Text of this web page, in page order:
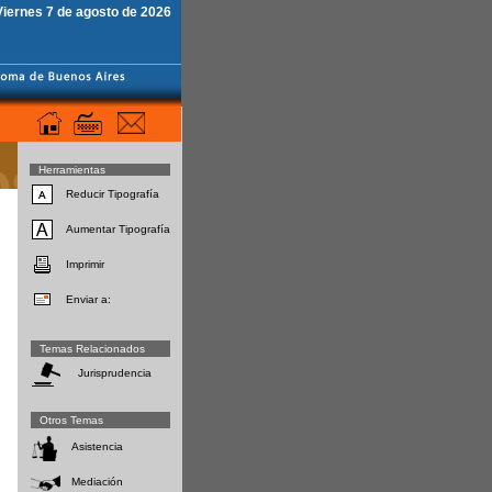
7 de agosto de 2026
Herramientas
Reducir Tipografía
Aumentar Tipografía
Imprimir
Enviar a:
Temas Relacionados
Jurisprudencia
Otros Temas
Asistencia
Mediación